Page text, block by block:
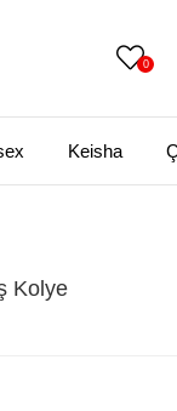
0
Keisha
Kolye